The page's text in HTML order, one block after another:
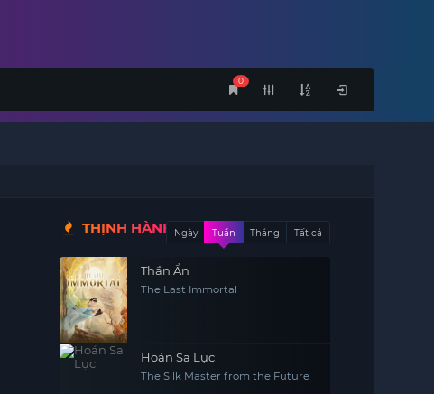
0
THỊNH HÀNHNgày Tuần Tháng Tất cả
Thần Ẩn
The Last Immortal
Hoán Sa Lục
The Silk Master from the Future